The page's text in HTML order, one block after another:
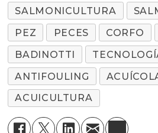
SALMONICULTURA
PEZ
PECES CORFO
BADINOTTI
ANTIFOULING
ACUICULTURA